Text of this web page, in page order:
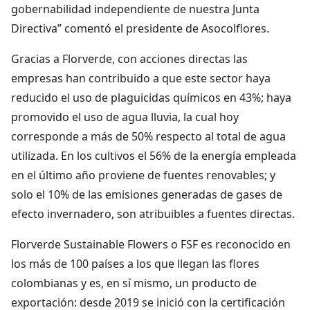
gobernabilidad independiente de nuestra Junta
Directiva” comentó el presidente de Asocolflores.
Gracias a Florverde, con acciones directas las
empresas han contribuido a que este sector haya
reducido el uso de plaguicidas químicos en 43%; haya
promovido el uso de agua lluvia, la cual hoy
corresponde a más de 50% respecto al total de agua
utilizada. En los cultivos el 56% de la energía empleada
en el último año proviene de fuentes renovables; y
solo el 10% de las emisiones generadas de gases de
efecto invernadero, son atribuibles a fuentes directas.
Florverde Sustainable Flowers o FSF es reconocido en
los más de 100 países a los que llegan las flores
colombianas y es, en sí mismo, un producto de
exportación: desde 2019 se inició con la certificación